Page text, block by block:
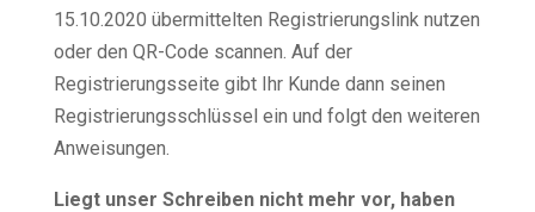
15.10.2020 übermittelten Registrierungslink nutzen
oder den QR-Code scannen. Auf der
Registrierungsseite gibt Ihr Kunde dann seinen
Registrierungsschlüssel ein und folgt den weiteren
Anweisungen.
Liegt unser Schreiben nicht mehr vor, haben